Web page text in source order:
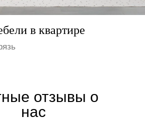
в офисе
запахи
отзывы о
нас